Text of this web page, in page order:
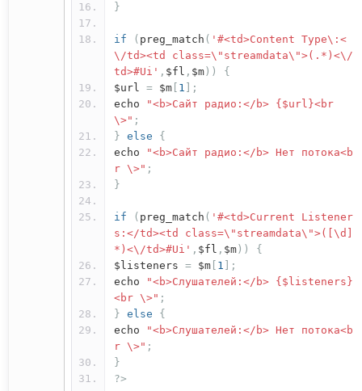
}
if ( preg_match ( '#<td>Content Type\:<
\/td><td class=\"streamdata\">(.*)<\/
td>#Ui' , $fl , $m ))
{
$url = $m 1 ];
echo
"<b>Сайт радио:</b> {$url}<br
\>" ;
} else
{
echo
"<b>Сайт радио:</b> Нет потока<b
r \>" ;
}
if ( preg_match ( '#<td>Current Listener
s:</td><td class=\"streamdata\">([\d]
*)<\/td>#Ui' , $fl , $m ))
{
$listeners = $m 1 ];
echo
"<b>Cлушателей:</b> {$listeners}
<br \>" ;
} else
{
echo
"<b>Cлушателей:</b> Нет потока<b
r \>" ;
}
?>